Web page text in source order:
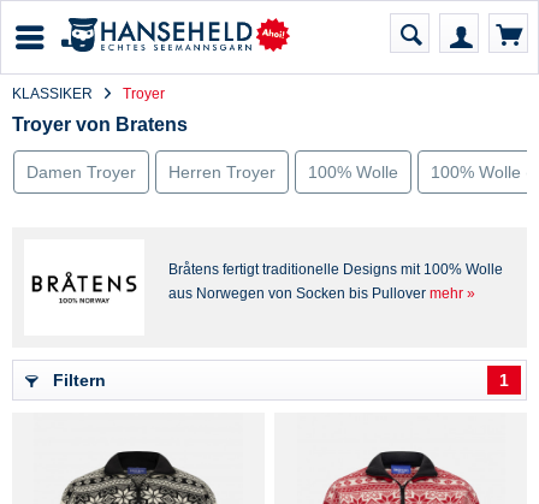
KLASSIKER Troyer
Troyer von Bratens
Damen Troyer Herren Troyer 100% Wolle 100% Wolle
Bråtens fertigt traditionelle Designs mit 100% Wolle
aus Norwegen von Socken bis Pullover mehr »
Filtern 1